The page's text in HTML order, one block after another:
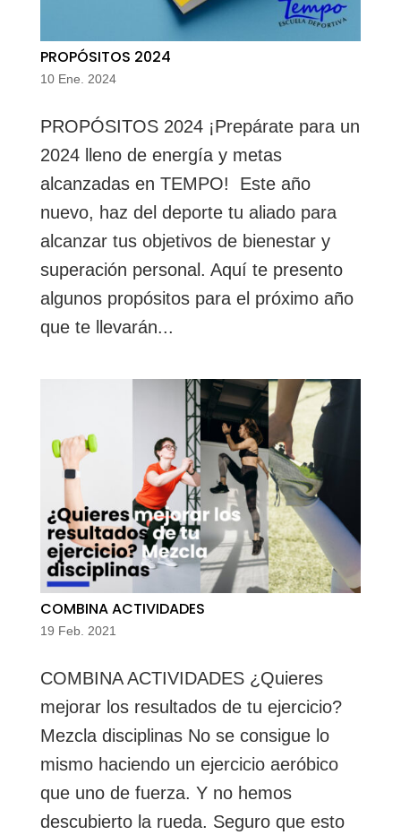
PROPÓSITOS 2024
10 Ene. 2024
PROPÓSITOS 2024 ¡Prepárate para un
2024 lleno de energía y metas
alcanzadas en TEMPO! Este año
nuevo, haz del deporte tu aliado para
alcanzar tus objetivos de bienestar y
superación personal. Aquí te presento
algunos propósitos para el próximo año
que te llevarán...
COMBINA ACTIVIDADES
19 Feb. 2021
COMBINA ACTIVIDADES ¿Quieres
mejorar los resultados de tu ejercicio?
Mezcla disciplinas No se consigue lo
mismo haciendo un ejercicio aeróbico
que uno de fuerza. Y no hemos
descubierto la rueda. Seguro que esto